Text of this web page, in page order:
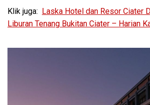
Klik juga:
Laska Hotel dan Resor Ciater
Liburan Tenang Bukitan Ciater – Harian